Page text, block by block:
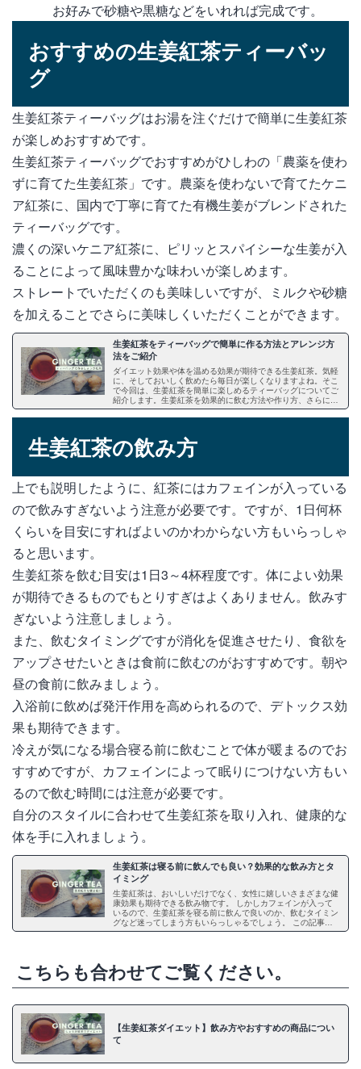
お好みで砂糖や黒糖などをいれれば完成です。
おすすめの生姜紅茶ティーバッ
グ
生姜紅茶ティーバッグはお湯を注ぐだけで簡単に生姜紅茶
が楽しめおすすめです。
生姜紅茶ティーバッグでおすすめがひしわの「農薬を使わ
ずに育てた生姜紅茶」です。農薬を使わないで育てたケニ
ア紅茶に、国内で丁寧に育てた有機生姜がブレンドされた
ティーバッグです。
濃くの深いケニア紅茶に、ピリッとスパイシーな生姜が入
ることによって風味豊かな味わいが楽しめます。
ストレートでいただくのも美味しいですが、ミルクや砂糖
を加えることでさらに美味しくいただくことができます。
生姜紅茶をティーバッグで簡単に作る方法とアレンジ方
法をご紹介
ダイエット効果や体を温める効果が期待できる生姜紅茶。気軽
に、そしておいしく飲めたら毎日が楽しくなりますよね。そこ
で今回は、生姜紅茶を簡単に楽しめるティーバッグについてご
紹介します。生姜紅茶を効果的に飲む方法や作り方、さらにア
レンジレシピと市販されている人気の生姜紅茶ティーバッグ、
持ち歩き方などについて詳しくお伝えしますので、ぜひ一度ご
生姜紅茶の飲み方
上でも説明したように、紅茶にはカフェインが入っている
ので飲みすぎないよう注意が必要です。ですが、1日何杯
くらいを目安にすればよいのかわからない方もいらっしゃ
ると思います。
生姜紅茶を飲む目安は1日3～4杯程度です。体によい効果
が期待できるものでもとりすぎはよくありません。飲みす
ぎないよう注意しましょう。
また、飲むタイミングですが消化を促進させたり、食欲を
アップさせたいときは食前に飲むのがおすすめです。朝や
昼の食前に飲みましょう。
入浴前に飲めば発汗作用を高められるので、デトックス効
果も期待できます。
冷えが気になる場合寝る前に飲むことで体が暖まるのでお
すすめですが、カフェインによって眠りにつけない方もい
るので飲む時間には注意が必要です。
自分のスタイルに合わせて生姜紅茶を取り入れ、健康的な
体を手に入れましょう。
生姜紅茶は寝る前に飲んでも良い？効果的な飲み方とタ
イミング
生姜紅茶は、おいしいだけでなく、女性に嬉しいさまざまな健
康効果も期待できる飲み物です。 しかしカフェインが入って
いるので、生姜紅茶を寝る前に飲んで良いのか、飲むタイミン
グなど迷ってしまう方もいらっしゃるでしょう。 この記事で
は、生姜紅茶の効果についてご説明した上で、いつ飲んだら効
こちらも合わせてご覧ください。
【生姜紅茶ダイエット】飲み方やおすすめの商品につい
て